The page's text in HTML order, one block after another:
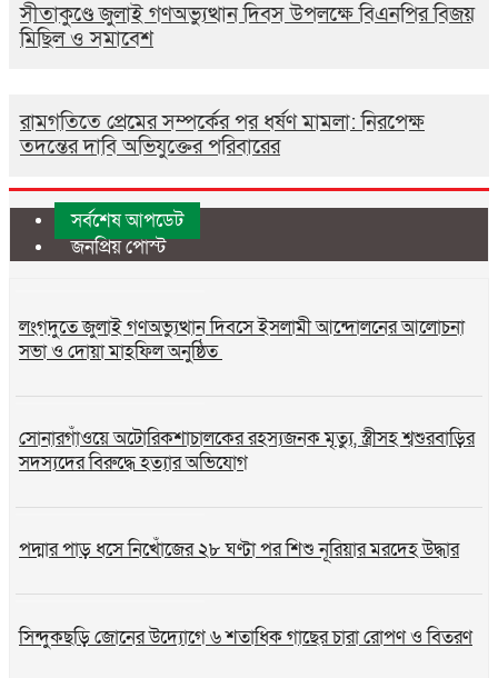
সীতাকুণ্ডে জুলাই গণঅভ্যুত্থান দিবস উপলক্ষে বিএনপির বিজয়
মিছিল ও সমাবেশ
রামগতিতে প্রেমের সম্পর্কের পর ধর্ষণ মামলা: নিরপেক্ষ
তদন্তের দাবি অভিযুক্তের পরিবারের
সর্বশেষ আপডেট
জনপ্রিয় পোস্ট
লংগদুতে জুলাই গণঅভ্যুত্থান দিবসে ইসলামী আন্দোলনের আলোচনা
সভা ও দোয়া মাহফিল অনুষ্ঠিত
সোনারগাঁওয়ে অটোরিকশাচালকের রহস্যজনক মৃত্যু, স্ত্রীসহ শ্বশুরবাড়ির
সদস্যদের বিরুদ্ধে হত্যার অভিযোগ
পদ্মার পাড় ধসে নিখোঁজের ২৮ ঘণ্টা পর শিশু নূরিয়ার মরদেহ উদ্ধার
সিন্দুকছড়ি জোনের উদ্যোগে ৬ শতাধিক গাছের চারা রোপণ ও বিতরণ